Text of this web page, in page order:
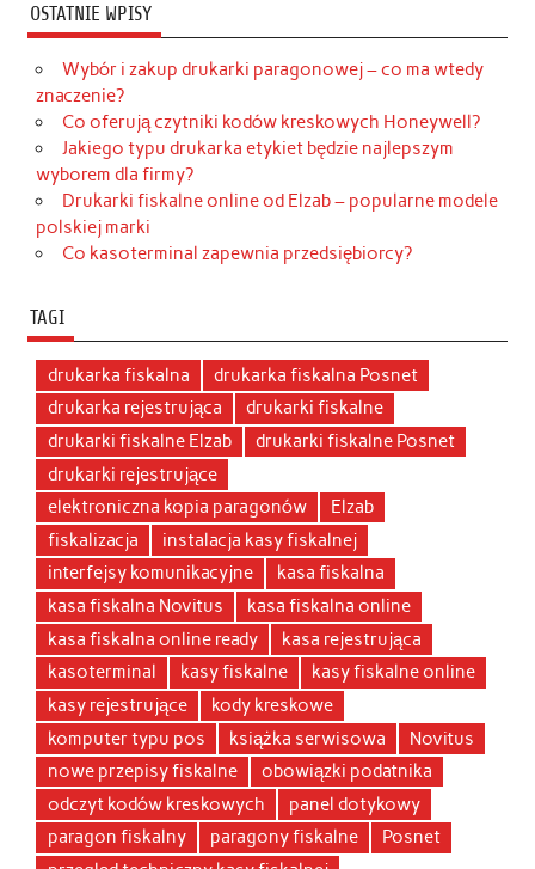
OSTATNIE WPISY
Wybór i zakup drukarki paragonowej – co ma wtedy
znaczenie?
Co oferują czytniki kodów kreskowych Honeywell?
Jakiego typu drukarka etykiet będzie najlepszym
wyborem dla firmy?
Drukarki fiskalne online od Elzab – popularne modele
polskiej marki
Co kasoterminal zapewnia przedsiębiorcy?
TAGI
drukarka fiskalna
drukarka fiskalna Posnet
drukarka rejestrująca
drukarki fiskalne
drukarki fiskalne Elzab
drukarki fiskalne Posnet
drukarki rejestrujące
elektroniczna kopia paragonów
Elzab
fiskalizacja
instalacja kasy fiskalnej
interfejsy komunikacyjne
kasa fiskalna
kasa fiskalna Novitus
kasa fiskalna online
kasa fiskalna online ready
kasa rejestrująca
kasoterminal
kasy fiskalne
kasy fiskalne online
kasy rejestrujące
kody kreskowe
komputer typu pos
książka serwisowa
Novitus
nowe przepisy fiskalne
obowiązki podatnika
odczyt kodów kreskowych
panel dotykowy
paragon fiskalny
paragony fiskalne
Posnet